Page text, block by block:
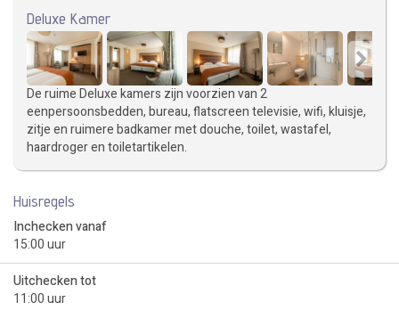
Deluxe Kamer
De ruime Deluxe kamers zijn voorzien van 2
eenpersoonsbedden, bureau, flatscreen televisie, wifi, kluisje,
zitje en ruimere badkamer met douche, toilet, wastafel,
haardroger en toiletartikelen.
Huisregels
Inchecken vanaf
15:00 uur
Uitchecken tot
11:00 uur